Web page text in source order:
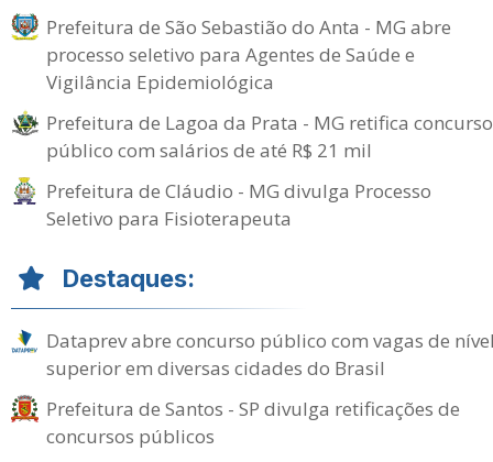
Prefeitura de São Sebastião do Anta - MG abre
processo seletivo para Agentes de Saúde e
Vigilância Epidemiológica
Prefeitura de Lagoa da Prata - MG retifica concurso
público com salários de até R$ 21 mil
Prefeitura de Cláudio - MG divulga Processo
Seletivo para Fisioterapeuta
Destaques:
Dataprev abre concurso público com vagas de
superior em diversas cidades do Brasil
Prefeitura de Santos - SP divulga retificações de
concursos públicos